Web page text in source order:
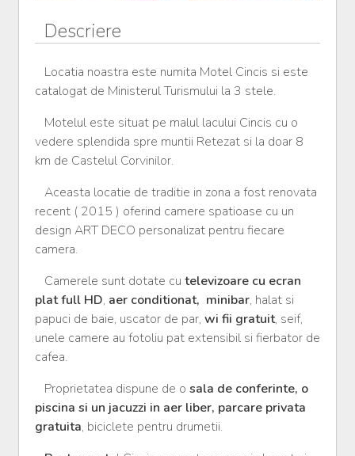
Descriere
Locatia noastra este numita Motel Cincis si este
catalogat de Ministerul Turismului la 3 stele.
Motelul este situat pe malul lacului Cincis cu o
vedere splendida spre muntii Retezat si la doar 8
km de Castelul Corvinilor.
Aceasta locatie de traditie in zona a fost renovata
recent ( 2015 ) oferind camere spatioase cu un
design ART DECO personalizat pentru fiecare
camera.
Camerele sunt dotate cu televizoare cu ecran
plat full HD, aer conditionat, minibar, halat si
papuci de baie, uscator de par, wi fii gratuit, seif,
unele camere au fotoliu pat extensibil si fierbator de
cafea.
Proprietatea dispune de o sala de conferinte, o
piscina si un jacuzzi in aer liber, parcare privata
gratuita, biciclete pentru drumetii.